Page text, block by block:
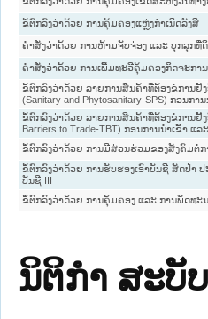
ຂໍ້ຕົກລົງວ່າດ້ວຍ ການຄຸ້ມຄອງແຫຼ່ງກຳເນີດລັງສີ
ຄຳສັ່ງວ່າດ້ວຍ ການຫ້າມຈັບຈ່ອງ ແລະ ບຸກລຸກທີ່
ຄຳສັ່ງວ່າດ້ວຍ ການເພີ້ມທະວີຄຸ້ມຄອງກິດຈະກາ
ຂໍ້ຕົກລົງວ່າດ້ວຍ ລາຍການສິນຄ້າທີ່ຕ້ອງຂໍການຢັ້
(Sanitary and Phytosanitary-SPS) ກ່ອນກ
ຂໍ້ຕົກລົງວ່າດ້ວຍ ລາຍການສິນຄ້າທີ່ຕ້ອງຂໍການຢັ້
Barriers to Trade-TBT) ກ່ອນການນຳເຂົ້າ ແ
ຂໍ້ຕົກລົງວ່າດ້ວຍ ການມີສ່ວນຮ່ວມຂອງສັງຄົມຕໍ່
ຂໍ້ຕົກລົງວ່າດ້ວຍ ການຮັບຮອງເອົາບັນຊີ ສັດປ່າ
ບັນຊີ III
ຂໍ້ຕົກລົງວ່າດ້ວຍ ການຄຸ້ມຄອງ ແລະ ການພັດທະ
ນິຕິກໍາ ສະບັ